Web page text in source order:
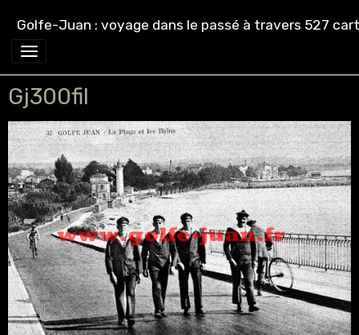
Golfe-Juan : voyage dans le passé à travers 527
Gj300fil